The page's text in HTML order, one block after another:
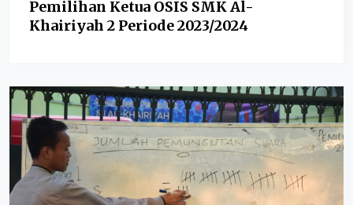
Pemilihan Ketua OSIS SMK Al-
Khairiyah 2 Periode 2023/2024